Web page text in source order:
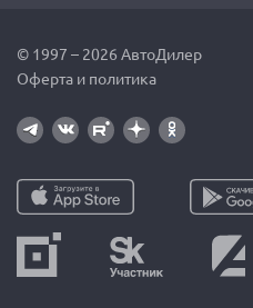
© 1997 – 2026 АвтоДилер
Оферта и политика